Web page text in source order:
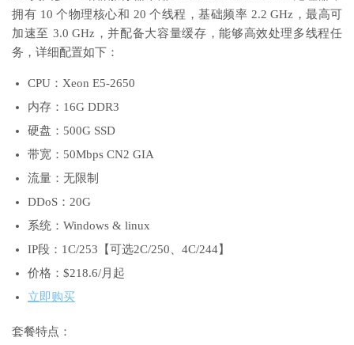
拥有 10 个物理核心和 20 个线程，基础频率 2.2 GHz，最高可
加速至 3.0 GHz，并配备大容量缓存，能够高效处理多线程任
务，详细配置如下：
CPU：Xeon E5-2650
内存：16G DDR3
硬盘：500G SSD
带宽：50Mbps CN2 GIA
流量：无限制
DDoS：20G
系统：Windows & linux
IP段：1C/253【可选2C/250、4C/244】
价格：$218.6/月起
立即购买
套餐特点：